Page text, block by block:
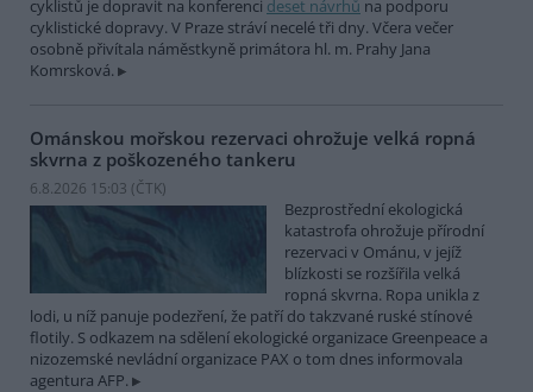
cyklistů je dopravit na konferenci deset návrhů na podporu
cyklistické dopravy. V Praze stráví necelé tři dny. Včera večer
osobně přivítala náměstkyně primátora hl. m. Prahy Jana
Komrsková.
Ománskou mořskou rezervaci ohrožuje velká ropná
skvrna z poškozeného tankeru
6.8.2026 15:03 (ČTK)
Bezprostřední ekologická
katastrofa ohrožuje přírodní
rezervaci v Ománu, v jejíž
blízkosti se rozšířila velká
ropná skvrna. Ropa unikla z
lodi, u níž panuje podezření, že patří do takzvané ruské stínové
flotily. S odkazem na sdělení ekologické organizace Greenpeace a
nizozemské nevládní organizace PAX o tom dnes informovala
agentura AFP.